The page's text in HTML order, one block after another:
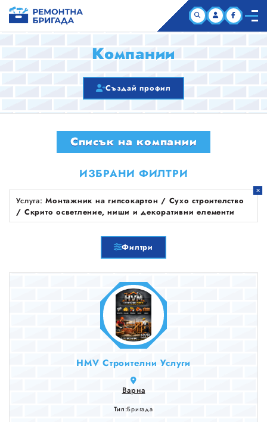
КОМПАНИИ
ЗА НАС
Компании
Създай профил
Списък на компании
ИЗБРАНИ ФИЛТРИ
Услуга:Монтажник на гипсокартон / Сухо строителство
/ Скрито осветление, ниши и декоративни елементи
Филтри
HMV Строителни Услуги
Варна
Тип:Бригада